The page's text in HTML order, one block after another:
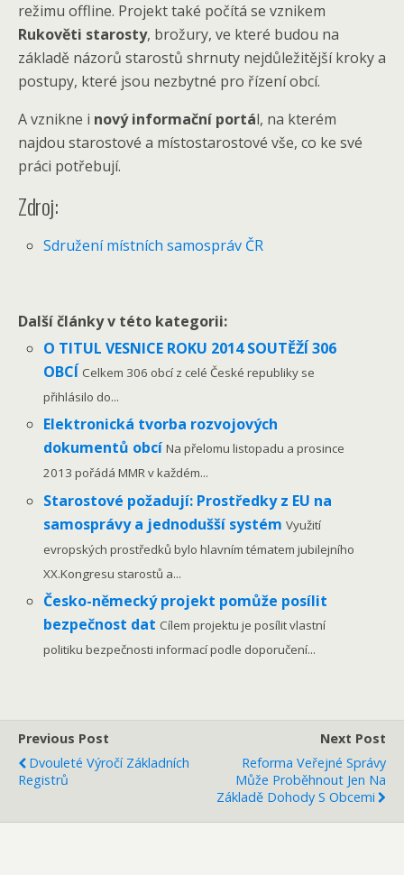
režimu offline. Projekt také počítá se vznikem
Rukověti starosty, brožury, ve které budou na
základě názorů starostů shrnuty nejdůležitější kroky a
postupy, které jsou nezbytné pro řízení obcí.
A vznikne i nový informační portál, na kterém
najdou starostové a místostarostové vše, co ke své
práci potřebují.
Zdroj:
Sdružení místních samospráv ČR
Další články v této kategorii:
O TITUL VESNICE ROKU 2014 SOUTĚŽÍ 306
OBCÍ Celkem 306 obcí z celé České republiky se
přihlásilo do...
Elektronická tvorba rozvojových
dokumentů obcíNa přelomu listopadu a prosince
2013 pořádá MMR v každém...
Starostové požadují: Prostředky z EU na
samosprávy a jednodušší systémVyužití
evropských prostředků bylo hlavním tématem jubilejního
XX.Kongresu starostů a...
Česko-německý projekt pomůže posílit
bezpečnost dat Cílem projektu je posílit vlastní
politiku bezpečnosti informací podle doporučení...
Previous Post
Dvouleté Výročí Základních
Registrů
Next Post
Reforma Veřejné Správy
Může Proběhnout Jen Na
Základě Dohody S Obcemi